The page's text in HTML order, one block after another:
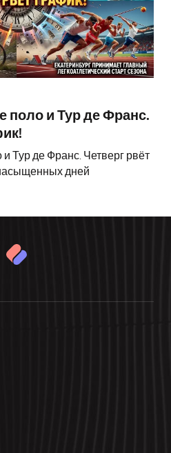
поло и Тур де Франс.
Тур де Франс. Четверг рвёт
дней